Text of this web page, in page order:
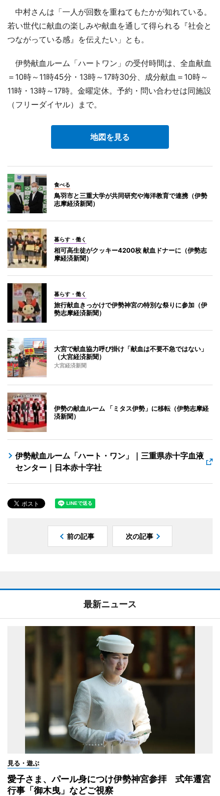
中村さんは「一人が回数を重ねてもたかが知れている。
若い世代に献血の楽しみや献血を通して得られる『社会と
つながっている感』を伝えたい」とも。
伊勢献血ルーム「ハートワン」の受付時間は、全血献血
＝10時～11時45分・13時～17時30分、成分献血＝10時～
11時・13時～17時。金曜定休。予約・問い合わせは同施設
（フリーダイヤル）まで。
地図を見る
食べる
鳥羽市と三重大学が共同研究や海洋教育で連携（伊勢
志摩経済新聞）
暮らす・働く
相可高生徒がクッキー4200枚 献血ドナーに（伊勢志
摩経済新聞）
暮らす・働く
旅行献血きっかけで伊勢神宮の特別な祭りに参加（伊
勢志摩経済新聞）
大宮で献血協力呼び掛け「献血は不要不急ではない」
（大宮経済新聞）
大宮経済新聞
伊勢の献血ルーム 「ミタス伊勢」に移転（伊勢志摩経
済新聞）
伊勢献血ルーム「ハート・ワン」｜三重県赤十字血液
センター｜日本赤十字社
前の記事 次の記事
最新ニュース
見る・遊ぶ
愛子さま、パール身につけ伊勢神宮参拝 式年遷宮
行事「御木曳」などご視察